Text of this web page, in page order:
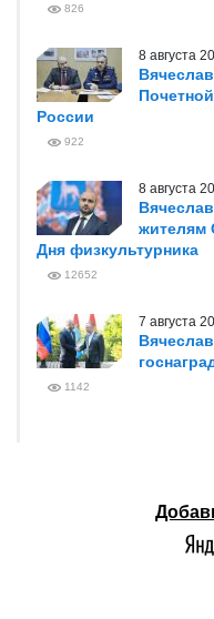
826
8 августа
России
922
8 августа
жителям
Дня физкультурника
12652
7 августа
1142